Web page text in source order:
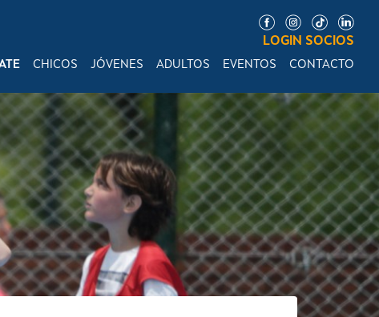
LOGIN SOCIOS
CHICOS JÓVENES ADULTOS EVENTOS CONTACTO